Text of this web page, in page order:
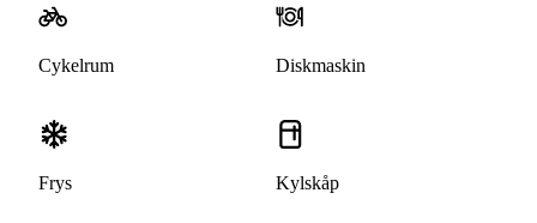
Cykelrum Diskmaskin
Frys Kylskåp